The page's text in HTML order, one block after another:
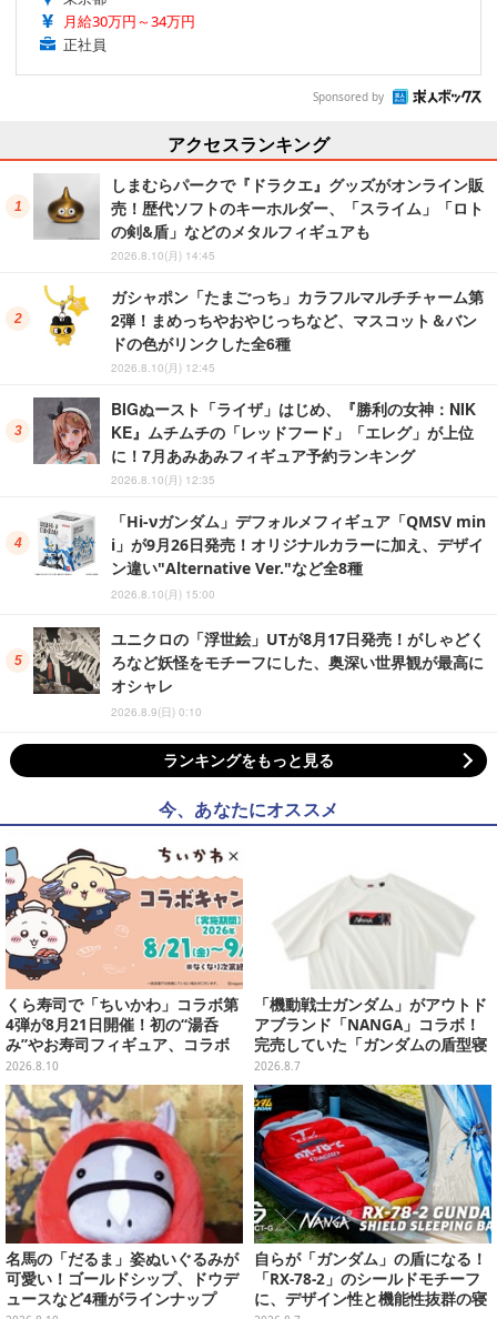
月給30万円～34万円
正社員
Sponsored by
アクセスランキング
しまむらパークで『ドラクエ』グッズがオンライン販
売！歴代ソフトのキーホルダー、「スライム」「ロト
の剣&盾」などのメタルフィギュアも
2026.8.10(月) 14:45
ガシャポン「たまごっち」カラフルマルチチャーム第
2弾！まめっちやおやじっちなど、マスコット＆バン
ドの色がリンクした全6種
2026.8.10(月) 12:45
BIGぬースト「ライザ」はじめ、『勝利の女神：NIK
KE』ムチムチの「レッドフード」「エレグ」が上位
に！7月あみあみフィギュア予約ランキング
2026.8.10(月) 12:35
「Hi-νガンダム」デフォルメフィギュア「QMSV min
i」が9月26日発売！オリジナルカラーに加え、デザイ
ン違い"Alternative Ver."など全8種
2026.8.10(月) 15:00
ユニクロの「浮世絵」UTが8月17日発売！がしゃどく
ろなど妖怪をモチーフにした、奥深い世界観が最高に
オシャレ
2026.8.9(日) 0:10
ランキングをもっと見る
今、あなたにオススメ
くら寿司で「ちいかわ」コラボ第
4弾が8月21日開催！初の“湯呑
み”やお寿司フィギュア、コラボ
メニューも
2026.8.10
「機動戦士ガンダム」がアウトド
アブランド「NANGA」コラボ！
完売していた「ガンダムの盾型寝
袋」も2次受注開始
2026.8.7
名馬の「だるま」姿ぬいぐるみが
可愛い！ゴールドシップ、ドウデ
ュースなど4種がラインナップ
自らが「ガンダム」の盾になる！
「RX-78-2」のシールドモチーフ
に、デザイン性と機能性抜群の寝